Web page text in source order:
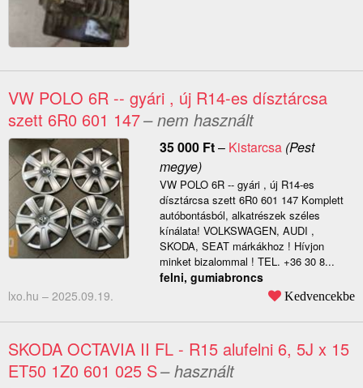
VW POLO 6R -- gyári , új R14-es dísztárcsa
szett 6R0 601 147– nem használt
35 000 Ft– Kistarcsa(Pest
megye)
VW POLO 6R -- gyári , új R14-es
dísztárcsa szett 6R0 601 147 Komplett
autóbontásból, alkatrészek széles
kínálata! VOLKSWAGEN, AUDI ,
SKODA, SEAT márkákhoz ! Hívjon
minket bizalommal ! TEL. +36 30 8...
felni, gumiabroncs
lxo.hu – 2025.09.19. Kedvencekbe
SKODA OCTAVIA II FL - R15 alufelni 6, 5J x 15
ET50 1Z0 601 025 S– használt